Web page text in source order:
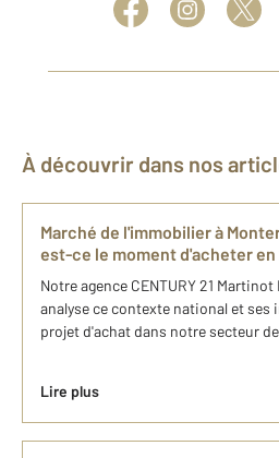
À découvrir dans nos
Marché de l'immobilier à
est-ce le moment d'acheter en
Notre agence CENTURY 21
analyse ce contexte national et
projet d'achat dans notre secteur
Lire plus